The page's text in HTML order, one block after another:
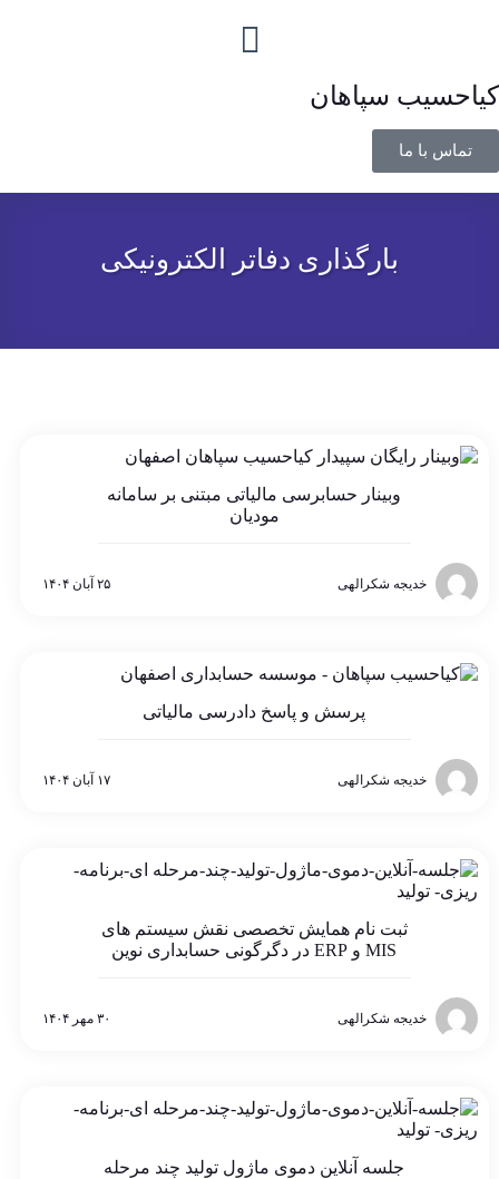
کیاحسیب سپاهان
تماس با ما
بارگذاری دفاتر الکترونیکی
وبینار حسابرسی مالیاتی مبتنی بر سامانه
مودیان
خدیجه شکرالهی ۲۵ آبان ۱۴۰۴
پرسش و پاسخ دادرسی مالیاتی
خدیجه شکرالهی ۱۷ آبان ۱۴۰۴
ثبت نام همایش تخصصی نقش سیستم های
MIS و ERP در دگرگونی حسابداری نوین
خدیجه شکرالهی
جلسه آنلاین دموی ماژول تولید چند مرحله